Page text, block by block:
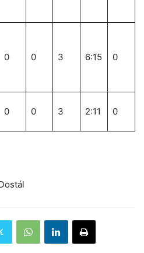
0 0 3 6:15 0
0 0 3 2:11 0